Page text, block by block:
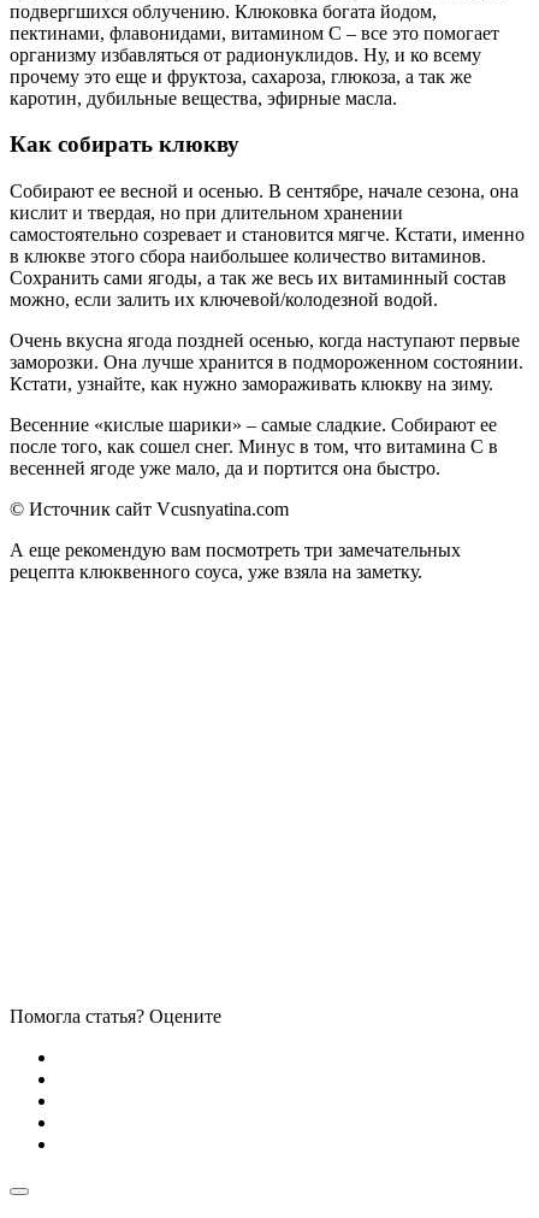
подвергшихся облучению. Клюковка богата йодом,
пектинами, флавонидами, витамином С – все это помогает
организму избавляться от радионуклидов. Ну, и ко всему
прочему это еще и фруктоза, сахароза, глюкоза, а так же
каротин, дубильные вещества, эфирные масла.
Как собирать клюкву
Собирают ее весной и осенью. В сентябре, начале сезона, она
кислит и твердая, но при длительном хранении
самостоятельно созревает и становится мягче. Кстати, именно
в клюкве этого сбора наибольшее количество витаминов.
Сохранить сами ягоды, а так же весь их витаминный состав
можно, если залить их ключевой/колодезной водой.
Очень вкусна ягода поздней осенью, когда наступают первые
заморозки. Она лучше хранится в подмороженном состоянии.
Кстати, узнайте, как нужно замораживать клюкву на зиму.
Весенние «кислые шарики» – самые сладкие. Собирают ее
после того, как сошел снег. Минус в том, что витамина С в
весенней ягоде уже мало, да и портится она быстро.
© Источник сайт Vcusnyatina.com
А еще рекомендую вам посмотреть три замечательных
рецепта клюквенного соуса, уже взяла на заметку.
Помогла статья? Оцените